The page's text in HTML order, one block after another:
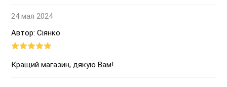
24 мая 2024
Автор: Сіянко
Кращий магазин, дякую Вам!